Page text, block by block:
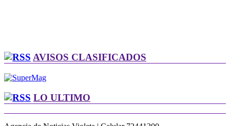
AVISOS CLASIFICADOS
LO ULTIMO